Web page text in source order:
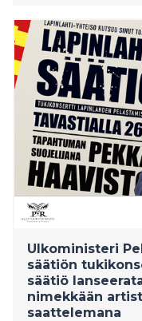
alueen
käsinkosketeltavan
positiivinen henki.
Helsingin
viimeisten
kaupungin ja
yhteistyönä
hyvinvoinnin ja
Ulkoministeri
säätiön
säätiö
nimekkään
saattelemana